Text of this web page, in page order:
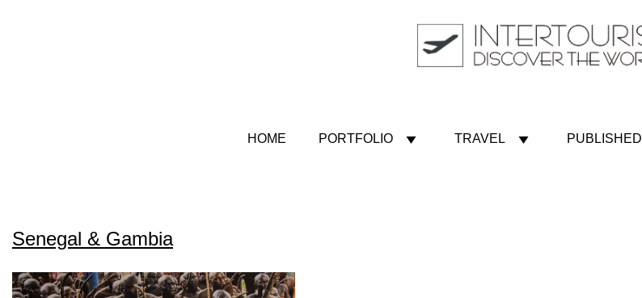
HOME PORTFOLIO TRAVEL PUBLISHED
Senegal & Gambia